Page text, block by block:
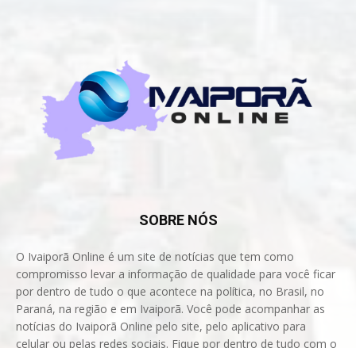
SOBRE NÓS
O Ivaiporã Online é um site de notícias que tem como
compromisso levar a informação de qualidade para você ficar
por dentro de tudo o que acontece na política, no Brasil, no
Paraná, na região e em Ivaiporã. Você pode acompanhar as
notícias do Ivaiporã Online pelo site, pelo aplicativo para
celular ou pelas redes sociais. Fique por dentro de tudo com o